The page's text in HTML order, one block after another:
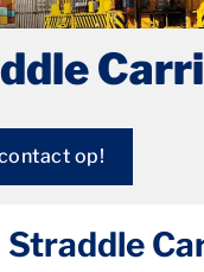
op!
Straddle